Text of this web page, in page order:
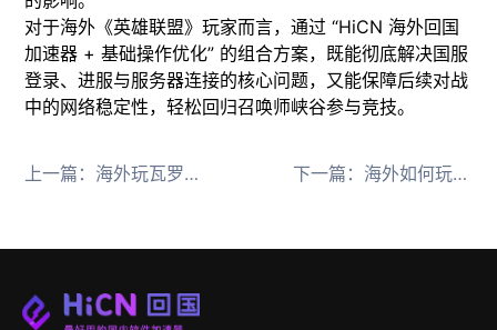
​对于海外《英雄联盟》玩家而言，通过 “HiCN 海外回国
加速器 + 基础操作优化” 的组合方案，既能彻底解决国服
登录、进服与服务器连接的核心问题，又能保障后续对战
中的网络稳定性，轻松回归召唤师峡谷参与竞技。
上一篇： 海外玩瓦罗兰特港服启动不了，无法登陆游戏，联机失败的解决方法 下一篇： 海外如何玩魔兽世界时光服？网易国服游戏实名认证保姆级攻略